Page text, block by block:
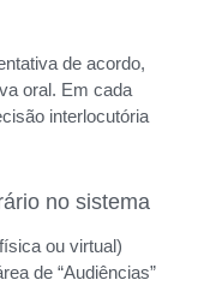
de acordo,
oral. Em cada
interlocutória
no sistema
ou virtual)
de “Audiências”